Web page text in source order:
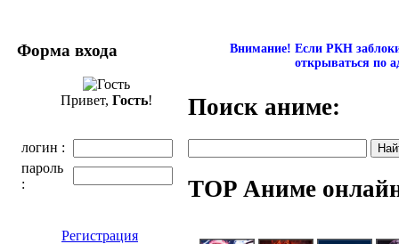
Форма входа
Привет, Гость!
логин :
пароль
:
Регистрация
Внимание! Если РКН
открываться по
Поиск аниме:
TOP Аниме